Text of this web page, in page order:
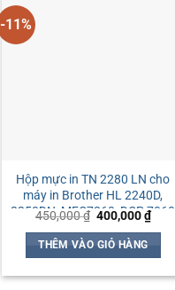
-11%
Hộp mực in TN 2280 LN cho
máy in Brother HL 2240D,
2250DN, MFC7360, DCP 7060
450,000₫ Giá
là:
450,000 ₫.
400,000₫Giá
hiện
THÊM VÀO GIỎ HÀNG